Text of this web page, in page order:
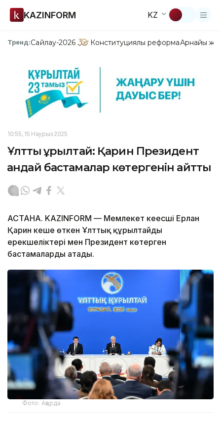
KAZINFORM KZ
Тренд:Сайлау-2026 Конституциялық реформаАрнайы
10:55, 15 Наурыз 2025
Ұлттық құрылтай: Қарин Президент
қандай бастамалар көтергенін айтты
АСТАНА. KAZINFORM — Мемлекет кеңесші Ерлан
Қарин кеше өткен Ұлттық құрылтайдың
ерекшеліктері мен Президент көтерген
бастамаларды атады.
Фото: Ақорда